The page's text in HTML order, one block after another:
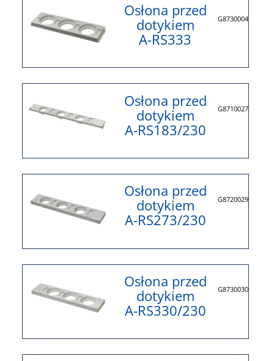
Osłona przed
dotykiem
A-RS333
G8730004
Osłona przed
dotykiem
A-RS183/230
G8710027
Osłona przed
dotykiem
A-RS273/230
G8720029
Osłona przed
dotykiem
A-RS330/230
G8730030